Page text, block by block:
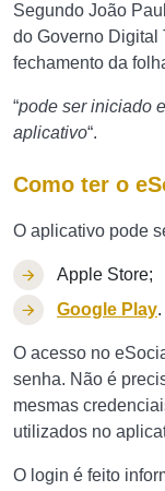
Segundo João
do Governo Digital
fechamento da
“pode ser iniciado
aplicativo“.
Como ter o
O aplicativo pode
Apple Store;
Google Play.
O acesso no
senha. Não é
mesmas
utilizados no
O login é feito